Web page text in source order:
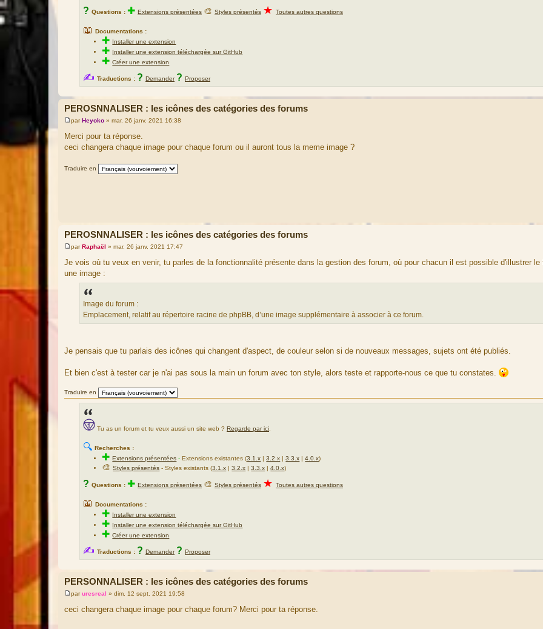
? Questions : ✚ Extensions présentées 🎨 Styles présentés ★ Toutes autres questions
📖 Documentations :
✚ Installer une extension
✚ Installer une extension téléchargée sur GitHub
✚Créer une extension
✍ Traductions : ? Demander ? Proposer
PEROSNNALISER : les icônes des catégories des forums
M
s
s
e
parHeyoko » mar. 26 janv. 2021 16:38
Merci pour ta réponse.
ceci changera chaque image pour chaque forum ou il auront tous la meme image ?
Traduire en
PEROSNNALISER : les icônes des catégories des forums
M
s
s
parRaphaël » mar. 26 janv. 2021 17:47
Je vois où tu veux en venir, tu parles de la fonctionnalité présente dans la gestion des forum, où pour chacun il est possible d'illustrer le
une image :
Image du forum :
Emplacement, relatif au répertoire racine de phpBB, d’une image supplémentaire à associer à ce forum.
Je pensais que tu parlais des icônes qui changent d'aspect, de couleur selon si de nouveaux messages, sujets ont été publiés.
Et bien c'est à tester car je n'ai pas sous la main un forum avec ton style, alors teste et rapporte-nous ce que tu constates.
Traduire en
Tu as un forum et tu veux aussi un site web ? Regarde par ici.
🔍 Recherches :
✚Extensions présentées - Extensions existantes (3.1.x |3.2.x |3.3.x |4.0.x)
🎨Styles présentés - Styles existants (3.1.x |3.2.x |3.3.x |4.0.x)
? Questions : ✚ Extensions présentées 🎨 Styles présentés ★ Toutes autres questions
📖 Documentations :
✚ Installer une extension
✚ Installer une extension téléchargée sur GitHub
✚Créer une extension
✍ Traductions : ? Demander ? Proposer
PERSONNALISER : les icônes des catégories des forums
M
s
paruresreal » dim. 12 sept. 2021 19:58
ceci changera chaque image pour chaque forum? Merci pour ta réponse.